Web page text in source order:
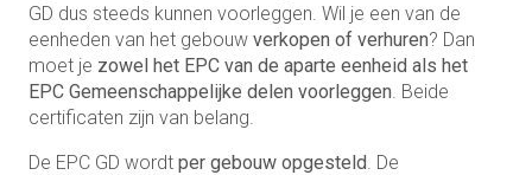
GD dus steeds kunnen voorleggen. Wil je een van de
eenheden van het gebouw verkopen of verhuren? Dan
moet je zowel het EPC van de aparte eenheid als het
EPC Gemeenschappelijke delen voorleggen . Beide
certificaten zijn van belang.
De EPC GD wordt per gebouw opgesteld . De